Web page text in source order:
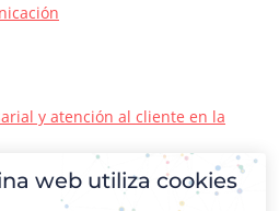
y atención al cliente en la
web utiliza cookies